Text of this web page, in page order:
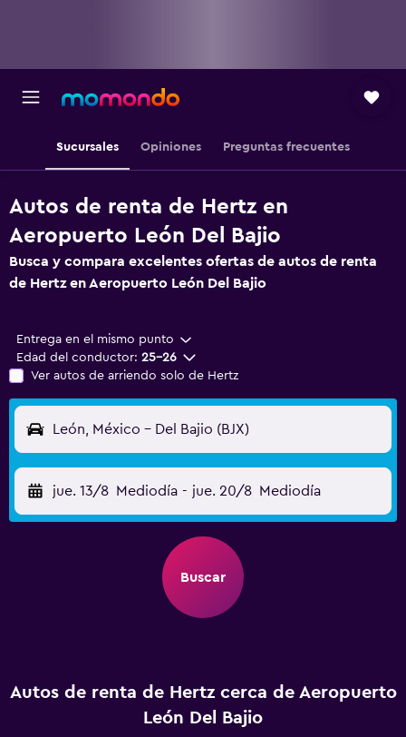
Sucursales Opiniones Preguntas frecuentes
Autos de renta de Hertz en
Aeropuerto León Del Bajio
Busca y compara excelentes ofertas de autos de renta
de Hertz en Aeropuerto León Del Bajio
Entrega en el mismo punto
Edad del conductor: 25-26
Ver autos de arriendo solo de Hertz
León, México - Del Bajio (BJX)
jue. 13/8 Mediodía - jue. 20/8 Mediodía
Buscar
Autos de renta de Hertz cerca de Aeropuerto
León Del Bajio